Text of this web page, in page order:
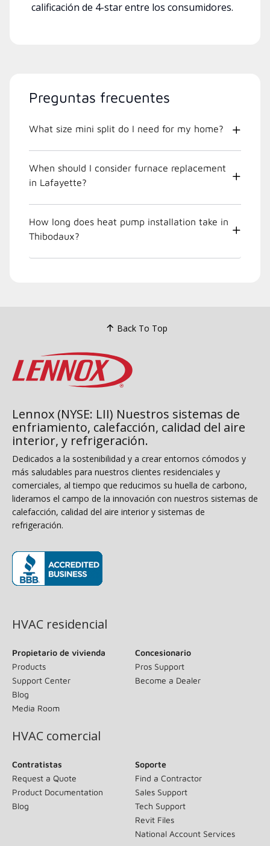
calificación de 4-star entre los consumidores.
Preguntas frecuentes
What size mini split do I need for my home?
When should I consider furnace replacement
in Lafayette?
How long does heat pump installation take in
Thibodaux?
Back To Top
Lennox (NYSE: LII) Nuestros sistemas de
enfriamiento, calefacción, calidad del aire
interior, y refrigeración.
Dedicados a la sostenibilidad y a crear entornos cómodos y
más saludables para nuestros clientes residenciales y
comerciales, al tiempo que reducimos su huella de carbono,
lideramos el campo de la innovación con nuestros sistemas de
calefacción, calidad del aire interior y sistemas de
refrigeración.
HVAC residencial
Propietario de vivienda
Products
Support Center
Blog
Media Room
Concesionario
Pros Support
Become a Dealer
HVAC comercial
Contratistas
Request a Quote
Product Documentation
Blog
Soporte
Find a Contractor
Sales Support
Tech Support
Revit Files
National Account Services